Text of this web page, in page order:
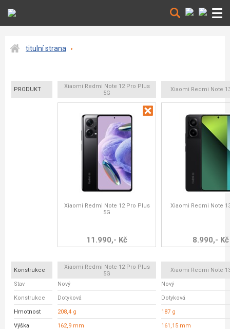
titulní strana
PRODUKT
Xiaomi Redmi Note 12 Pro Plus
5G
Xiaomi Redmi Note
Xiaomi Redmi Note 12 Pro Plus
5G
11.990,- Kč
Xiaomi Redmi Note
8.990,- Kč
Konstrukce
Xiaomi Redmi Note 12 Pro Plus
5G
Xiaomi Redmi Note
Stav Nový Nový
Konstrukce Dotyková Dotyková
Hmotnost 208,4 g 187 g
Výška 162,9 mm 161,15 mm